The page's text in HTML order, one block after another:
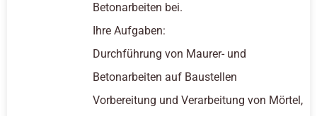
Betonarbeiten bei.
Ihre Aufgaben:
Durchführung von Maurer- und
Betonarbeiten auf Baustellen
Vorbereitung und Verarbeitung von Mörtel,